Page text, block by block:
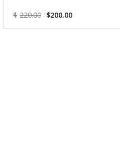
$ 220.00 $200.00